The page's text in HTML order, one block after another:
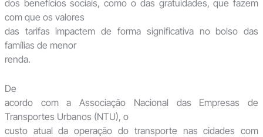
dos benefícios sociais, como o das gratuidades, que fazem
com que os valores
das tarifas impactem de forma significativa no bolso das
famílias de menor
renda.
De
acordo com a Associação Nacional das Empresas de
Transportes Urbanos (NTU), o
custo atual da operação do transporte nas cidades com